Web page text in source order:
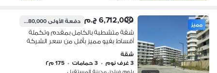
مميز 6,712,000 ج.م دفعة الأولى6,180,000 ج.م
شقة متشطبة بالكامل بمقدم وتكملة
أقساط بفيو مميز بأقل من سعر الشركة
المستقبل سيتي بجوار مدينتي وسراي
للبيع
شقة
3 غرف نوم
• 3 حمامات • 175 م٢
بلوم فيلدز، مدينة المستقبل